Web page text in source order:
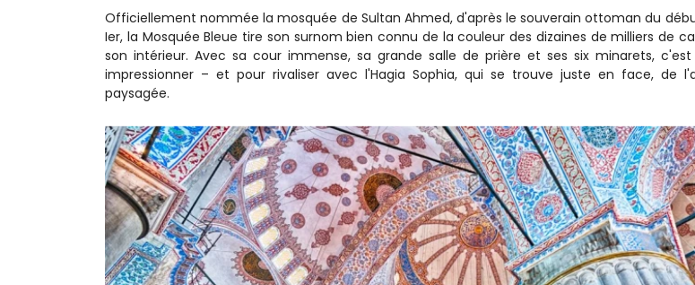
Officiellement nommée la mosquée de Sultan Ahmed, d'après le souverain ottoman du
Ier, la Mosquée Bleue tire son surnom bien connu de la couleur des dizaines de milliers de
son intérieur. Avec sa cour immense, sa grande salle de prière et ses six minarets,
impressionner – et pour rivaliser avec l'Hagia Sophia, qui se trouve juste en face, de
paysagée.